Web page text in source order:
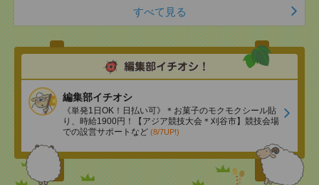
すべて見る
編集部イチオシ
《単発1日OK！日払い可》＊お菓子のモクモクシール貼
り、時給1900円！【アジア競技大会＊刈谷市】競技会場
での設営サポートなど (8/7UP!)